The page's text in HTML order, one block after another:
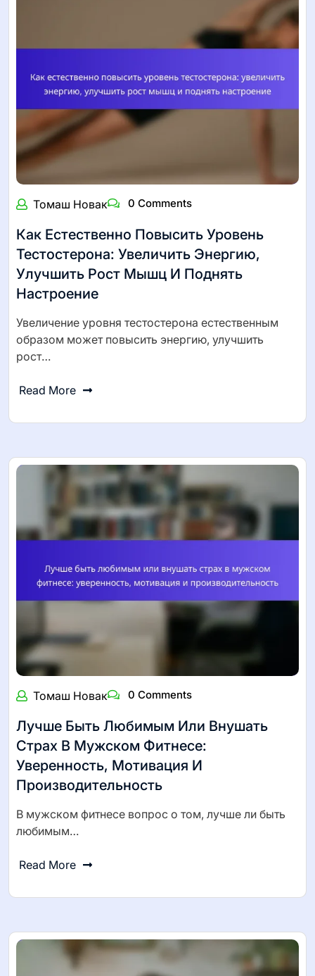
Томаш Новак 0 Comments
Как Естественно Повысить Уровень
Тестостерона: Увеличить Энергию,
Улучшить Рост Мышц И Поднять
Настроение
Увеличение уровня тестостерона естественным
образом может повысить энергию, улучшить
рост…
Read More
Томаш Новак 0 Comments
Лучше Быть Любимым Или Внушать
Страх В Мужском Фитнесе:
Уверенность, Мотивация И
Производительность
В мужском фитнесе вопрос о том, лучше ли быть
любимым…
Read More